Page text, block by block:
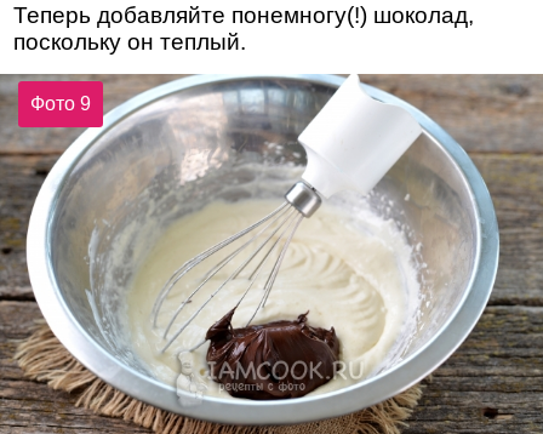
Теперь добавляйте понемногу(!) шоколад,
поскольку он теплый.
Фото 9